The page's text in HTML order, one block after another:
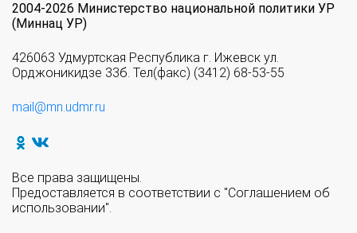
2004-2026 Министерство национальной политики УР
(Миннац УР)
426063 Удмуртская Республика г. Ижевск ул.
Орджоникидзе 33б. Тел(факс) (3412) 68-53-55
mail@mn.udmr.ru
Все права защищены.
Предоставляется в соответствии с "Соглашением об
использовании".